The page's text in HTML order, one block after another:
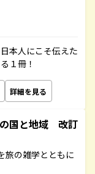
本人にこそ伝えた
１冊！
詳細を見る
国と地域 改訂
旅の雑学とともに